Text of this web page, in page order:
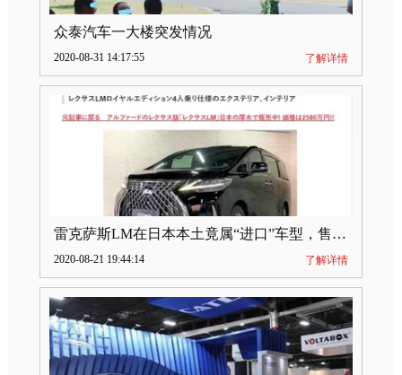
众泰汽车一大楼突发情况
2020-08-31 14:17:55 了解详情
雷克萨斯LM在日本本土竟属“进口”车型，售价2580万日元
2020-08-21 19:44:14 了解详情